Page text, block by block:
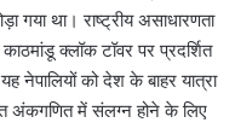
गया था। राष्ट्रीय असाधारणता
क्लॉक टॉवर पर प्रदर्शित
नेपालियों को देश के बाहर यात्रा
अंकगणित में संलग्न होने के लिए